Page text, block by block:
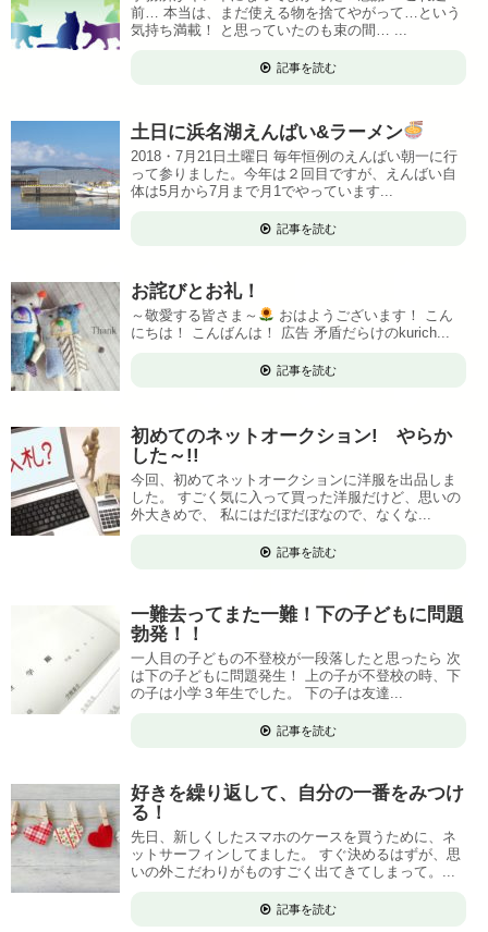
前… 本当は、まだ使える物を捨てやがって…という
気持ち満載！ と思っていたのも束の間… ...
記事を読む
土日に浜名湖えんばい&ラーメン
2018・7月21日土曜日 毎年恒例のえんばい朝一に行
って参りました。今年は２回目ですが、えんばい自
体は5月から7月まで月1でやっています...
記事を読む
お詫びとお礼！
～敬愛する皆さま～
おはようございます！ こん
にちは！ こんばんは！ 広告 矛盾だらけのkurich...
記事を読む
初めてのネットオークション! やらか
した～!!
今回、初めてネットオークションに洋服を出品しま
した。 すごく気に入って買った洋服だけど、思いの
外大きめで、 私にはだぼだぼなので、なくな...
記事を読む
一難去ってまた一難！下の子どもに問題
勃発！！
一人目の子どもの不登校が一段落したと思ったら 次
は下の子どもに問題発生！ 上の子が不登校の時、下
の子は小学３年生でした。 下の子は友達...
記事を読む
好きを繰り返して、自分の一番をみつけ
る！
先日、新しくしたスマホのケースを買うために、ネ
ットサーフィンしてました。 すぐ決めるはずが、思
いの外こだわりがものすごく出てきてしまって。...
記事を読む